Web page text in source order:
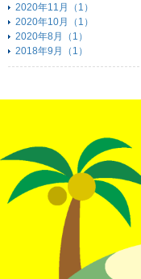
2020年11月（1）
2020年10月（1）
2020年8月（1）
2018年9月（1）